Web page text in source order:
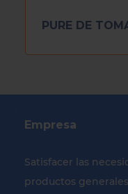
PURE DE
Empresa
Satisfacer las
productos